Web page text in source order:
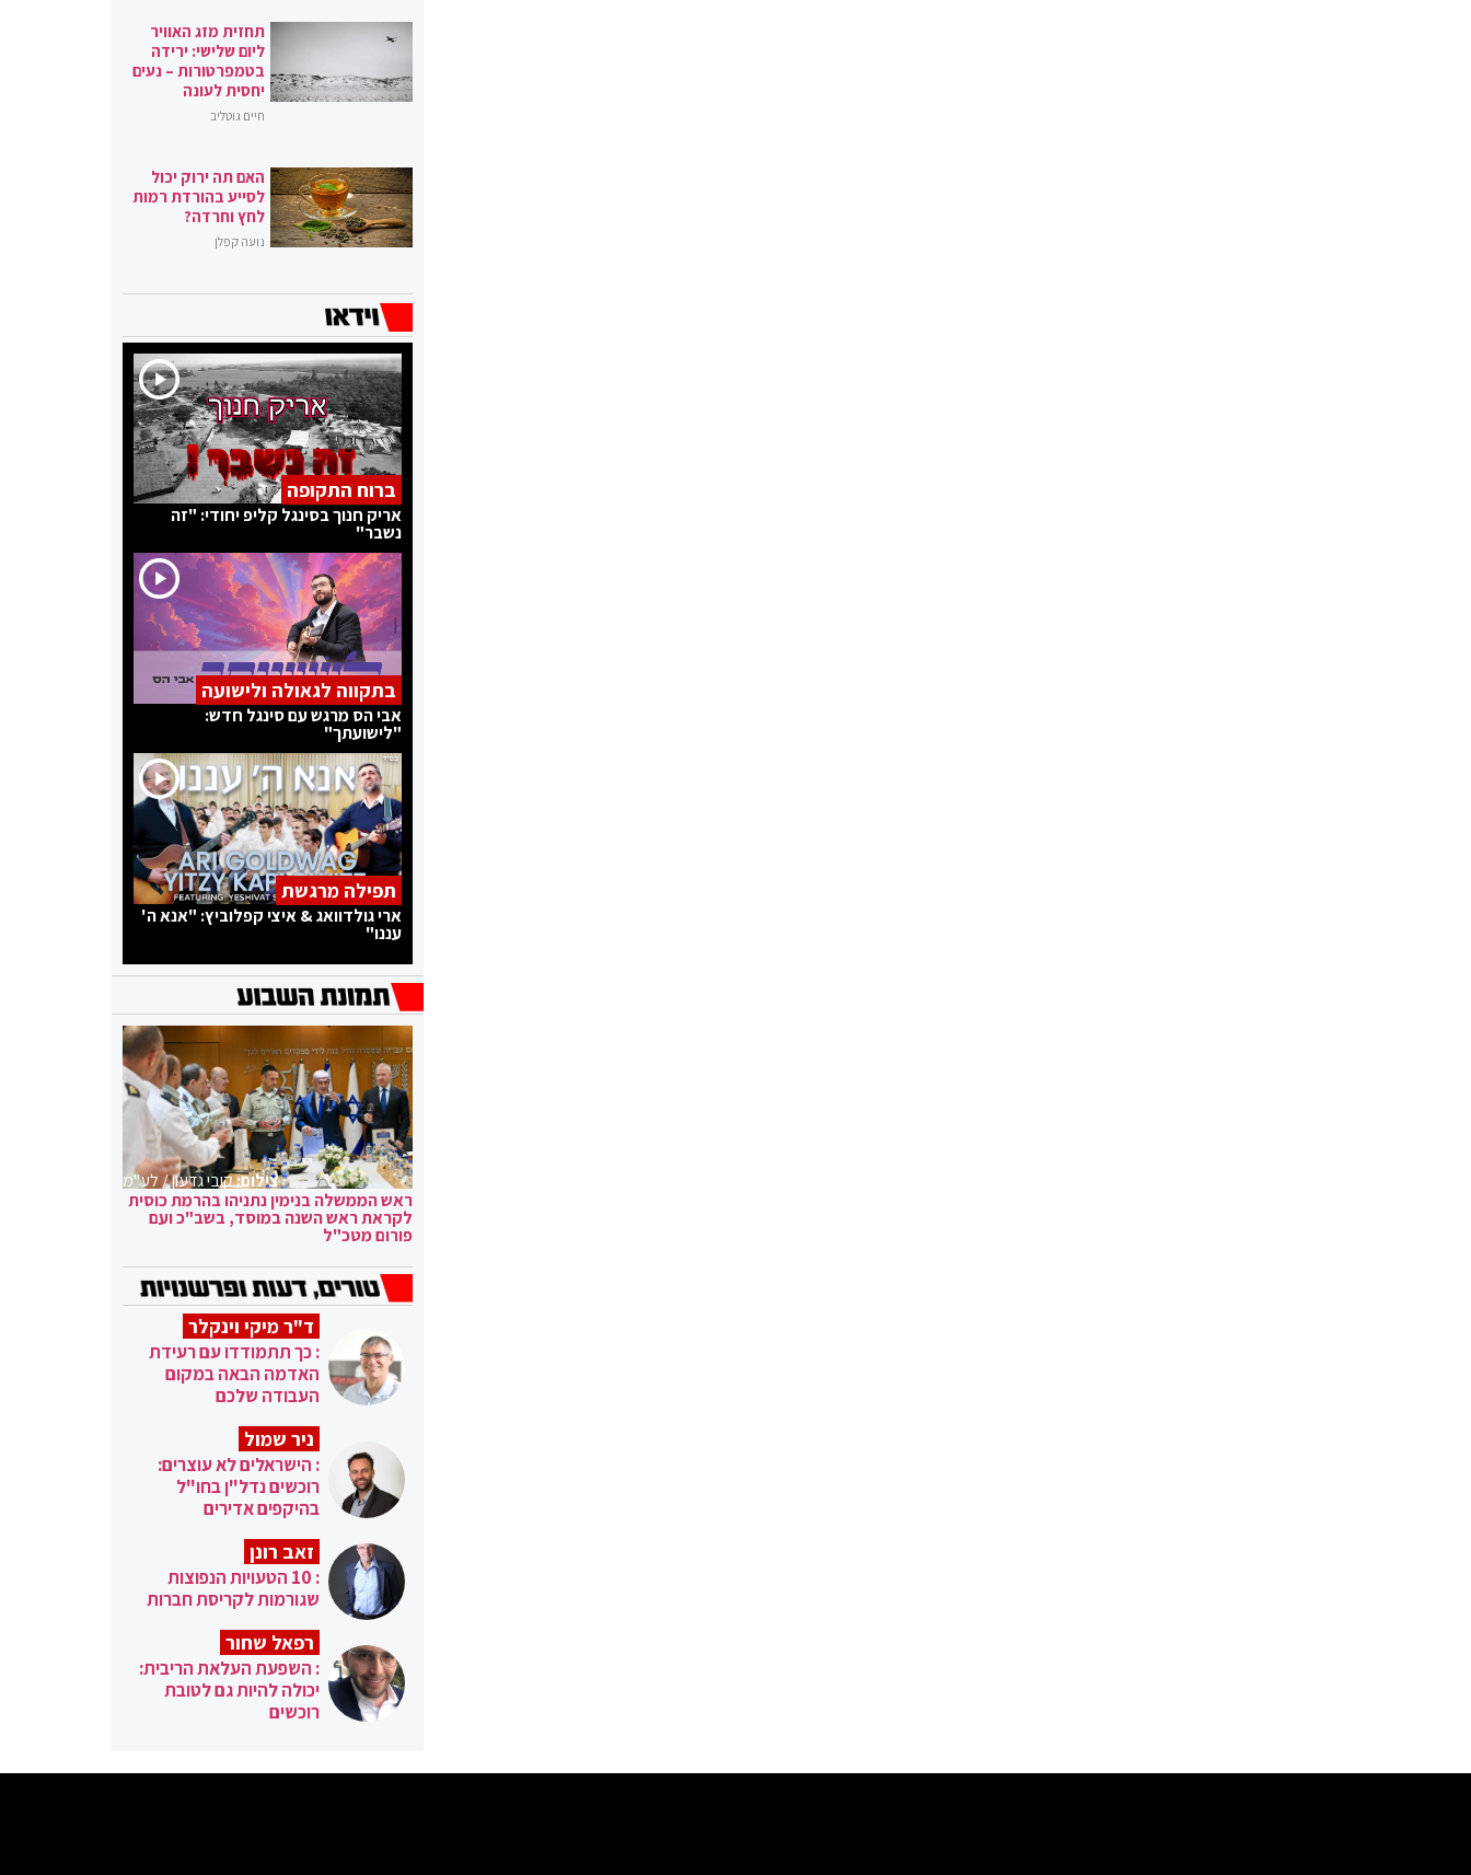
תחזית מזג האוויר
ליום שלישי: ירידה
בטמפרטורות – נעים
יחסית לעונה
חיים גוטליב
האם תה ירוק יכול
לסייע בהורדת רמות
לחץ וחרדה?
נועה קפלן
ברוח התקופה
אריק חנוך בסינגל קליפ יחודי: "זה
נשבר"
בתקווה לגאולה ולישועה
אבי הס מרגש עם סינגל חדש:
"לישועתך"
תפילה מרגשת
ארי גולדוואג & איצי קפלוביץ: "אנא ה'
עננו"
צילום:קובי גדעון / לע"מ
ראש הממשלה בנימין נתניהו בהרמת כוסית
לקראת ראש השנה במוסד, בשב"כ ועם
פורום מטכ"ל
ד"ר מיקי וינקלר
: כך תתמודדו עם רעידת
האדמה הבאה במקום
העבודה שלכם
ניר שמול
: הישראלים לא עוצרים:
רוכשים נדל"ן בחו"ל
בהיקפים אדירים
זאב רונן
: 10 הטעויות הנפוצות
שגורמות לקריסת חברות
רפאל שחור
: השפעת העלאת הריבית:
יכולה להיות גם לטובת
רוכשים